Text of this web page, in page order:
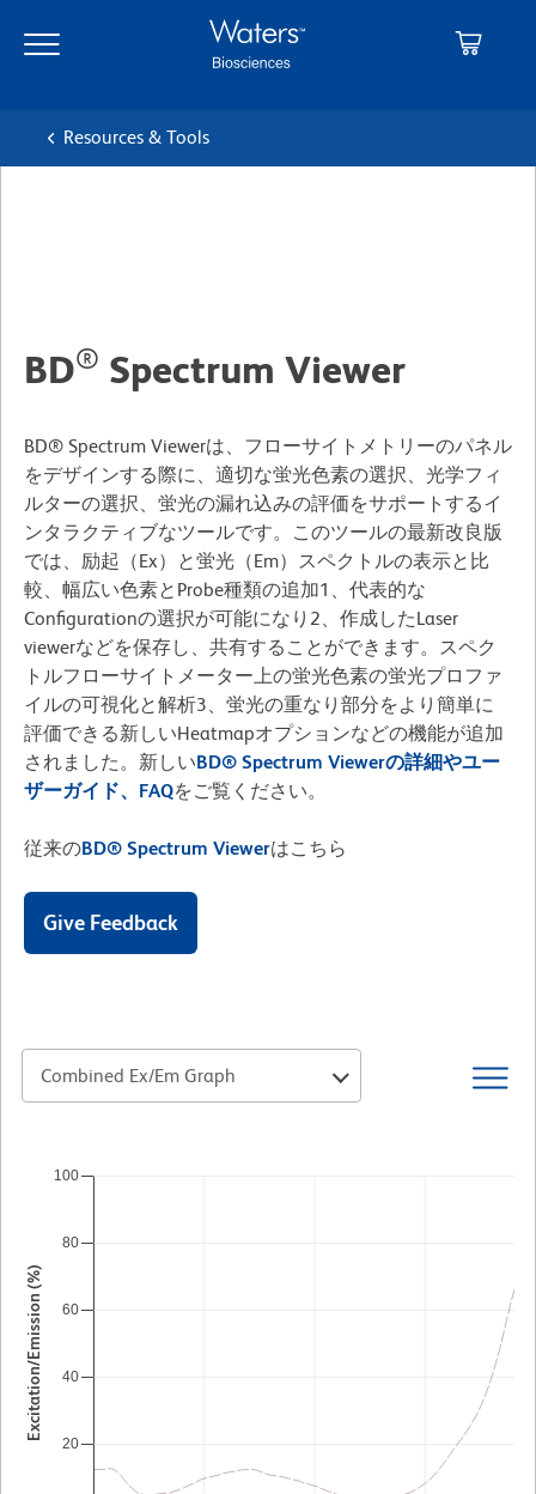
main
navigation
Resources & Tools
BD® Spectrum Viewer
BD® Spectrum Viewerは、フローサイトメトリーのパネル
をデザインする際に、適切な蛍光色素の選択、光学フィ
ルターの選択、蛍光の漏れ込みの評価をサポートするイ
ンタラクティブなツールです。このツールの最新改良版
では、励起（Ex）と蛍光（Em）スペクトルの表示と比
較、幅広い色素とProbe種類の追加1、代表的な
Configurationの選択が可能になり2、作成したLaser
viewerなどを保存し、共有することができます。スペク
トルフローサイトメーター上の蛍光色素の蛍光プロファ
イルの可視化と解析3、蛍光の重なり部分をより簡単に
評価できる新しいHeatmapオプションなどの機能が追加
されました。新しいBD® Spectrum Viewerの詳細やユー
ザーガイド、FAQをご覧ください。
従来のBD® Spectrum Viewerはこちら
Give Feedback
Combined Ex/Em Graph
Excitation/Emission (%)
20
40
60
80
100